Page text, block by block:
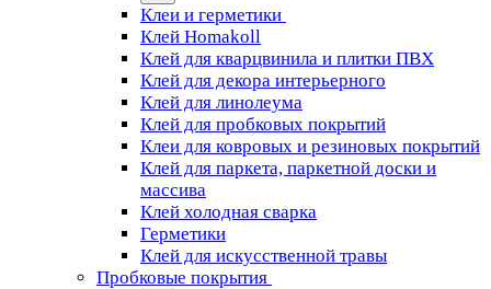
Клеи и герметики
Клей Homakoll
Клей для кварцвинила и плитки ПВХ
Клей для декора интерьерного
Клей для линолеума
Клей для пробковых покрытий
Клеи для ковровых и резиновых покрытий
Клей для паркета, паркетной доски и
массива
Клей холодная сварка
Герметики
Клей для искусственной травы
Пробковые покрытия